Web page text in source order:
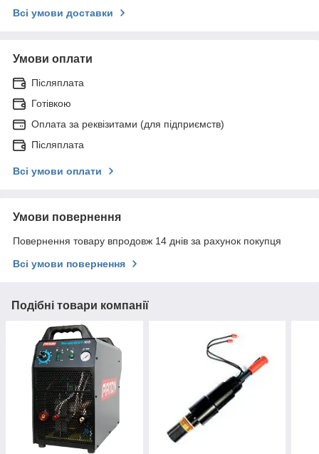
Всі умови доставки
Умови оплати
Післяплата
Готівкою
Оплата за реквізитами (для підприємств)
Післяплата
Всі умови оплати
Умови повернення
Повернення товару впродовж 14 днів за рахунок покупця
Всі умови повернення
Подібні товари компанії